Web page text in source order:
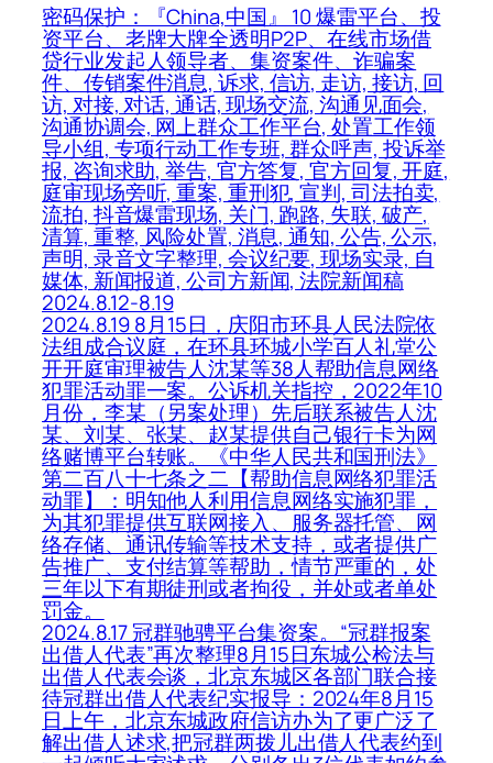
密码保护：『China,中国』 10 爆雷平台、投
资平台、老牌大牌全透明P2P、在线市场借
贷行业发起人领导者、集资案件、诈骗案
件、传销案件消息, 诉求, 信访, 走访, 接访, 回
访, 对接, 对话, 通话, 现场交流, 沟通见面会,
沟通协调会, 网上群众工作平台, 处置工作领
导小组, 专项行动工作专班, 群众呼声, 投诉举
报, 咨询求助, 举告, 官方答复, 官方回复, 开庭,
庭审现场旁听, 重案, 重刑犯, 宣判, 司法拍卖,
流拍, 抖音爆雷现场, 关门, 跑路, 失联, 破产,
清算, 重整, 风险处置, 消息, 通知, 公告, 公示,
声明, 录音文字整理, 会议纪要, 现场实录, 自
媒体, 新闻报道, 公司方新闻, 法院新闻稿
2024.8.12-8.19
2024.8.19 8月15日，庆阳市环县人民法院依
法组成合议庭，在环县环城小学百人礼堂公
开开庭审理被告人沈某等38人帮助信息网络
犯罪活动罪一案。公诉机关指控，2022年10
月份，李某（另案处理）先后联系被告人沈
某、刘某、张某、赵某提供自己银行卡为网
络赌博平台转账。《中华人民共和国刑法》
第二百八十七条之二【帮助信息网络犯罪活
动罪】：明知他人利用信息网络实施犯罪，
为其犯罪提供互联网接入、服务器托管、网
络存储、通讯传输等技术支持，或者提供广
告推广、支付结算等帮助，情节严重的，处
三年以下有期徒刑或者拘役，并处或者单处
罚金。
2024.8.17 冠群驰骋平台集资案。“冠群报案
出借人代表”再次整理8月15日东城公检法与
出借人代表会谈，北京东城区各部门联合接
待冠群出借人代表纪实报导：2024年8月15
日上午，北京东城政府信访办为了更广泛了
解出借人述求,把冠群两拨儿出借人代表约到